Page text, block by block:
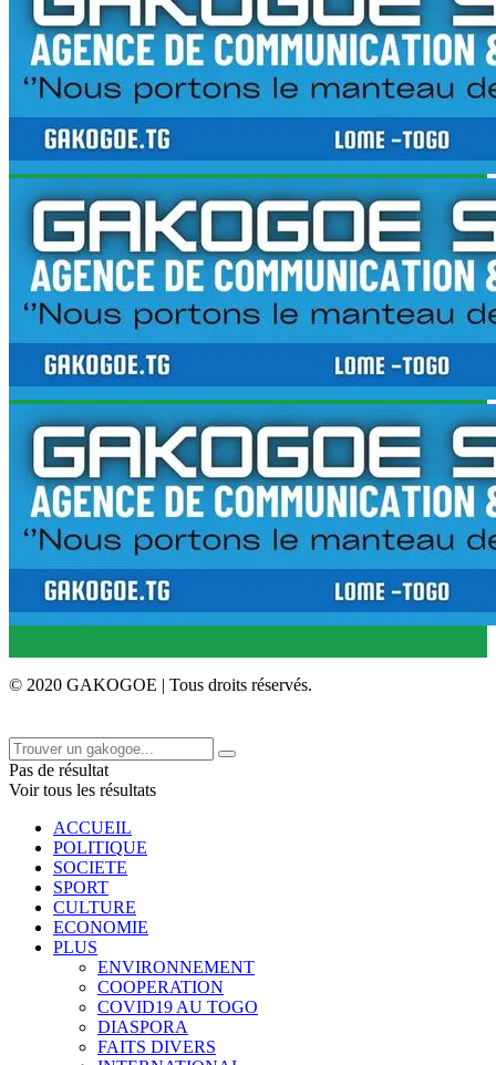
© 2020 GAKOGOE | Tous droits réservés.
Pas de résultat
Voir tous les résultats
ACCUEIL
POLITIQUE
SOCIETE
SPORT
CULTURE
ECONOMIE
PLUS
ENVIRONNEMENT
COOPERATION
COVID19 AU TOGO
DIASPORA
FAITS DIVERS